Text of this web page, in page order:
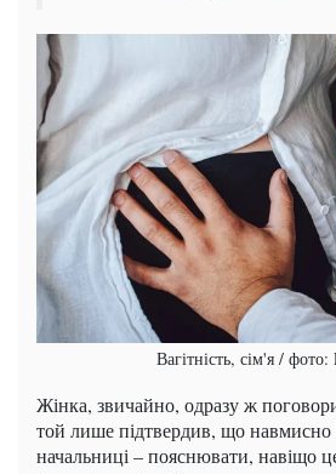
Вагітність, сім'я / фото:
Жінка, звичайно, одразу ж
той лише підтвердив, що навмисно
начальниці – пояснювати, навіщо